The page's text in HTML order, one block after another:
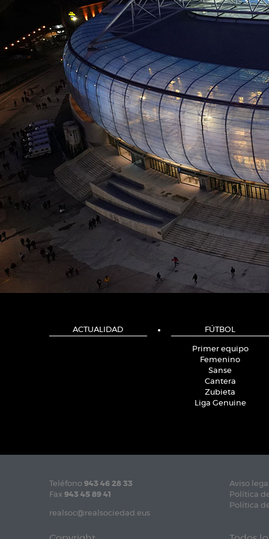
ACTUALIDAD FÚTBOL
Primer equipo
Femenino
Sanse
Cantera
Zubieta
Liga Genuine
Teléfono 943 46 28 33
Fax 943 45 89 41
realsoc@realsociedad.eus
Aviso
Política
Política